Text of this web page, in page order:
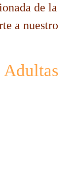
de la
a nuestro
Adultas